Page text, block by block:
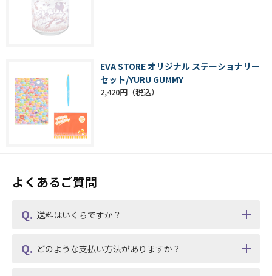
EVA STORE オリジナル ステーショナリー
セット/YURU GUMMY
2,420円
よくあるご質問
送料はいくらですか？
どのような支払い方法がありますか？